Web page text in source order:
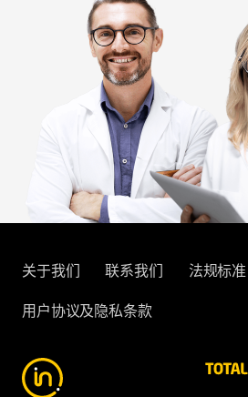
关于我们 联系我们 法规标准
用户协议及隐私条款